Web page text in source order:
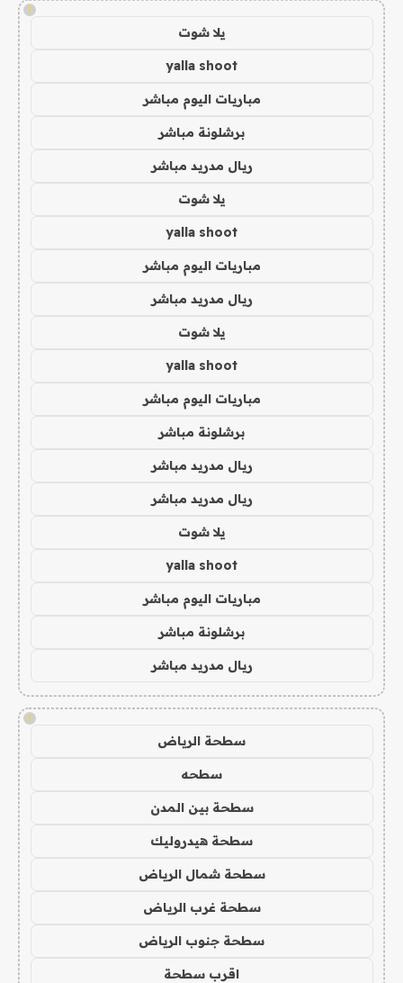
!
يلا شوت
yalla shoot
مباريات اليوم مباشر
برشلونة مباشر
ريال مدريد مباشر
يلا شوت
yalla shoot
مباريات اليوم مباشر
ريال مدريد مباشر
يلا شوت
yalla shoot
مباريات اليوم مباشر
برشلونة مباشر
ريال مدريد مباشر
ريال مدريد مباشر
يلا شوت
yalla shoot
مباريات اليوم مباشر
برشلونة مباشر
ريال مدريد مباشر
!
سطحة الرياض
سطحه
سطحة بين المدن
سطحة هيدروليك
سطحة شمال الرياض
سطحة غرب الرياض
سطحة جنوب الرياض
اقرب سطحة